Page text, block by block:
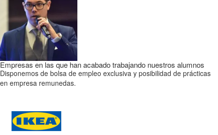
Empresas en las que han acabado trabajando nuestros alumnos
Disponemos de bolsa de empleo exclusiva y posibilidad de prácticas
en empresa remunedas.